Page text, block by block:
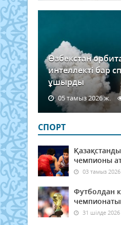
Өзбекстан
интеллекті бар
ұшырды
05 тамыз 2026 ж.
СПОРТ
чемпионы
03 тамыз
Футболдан
31 шілде 2026